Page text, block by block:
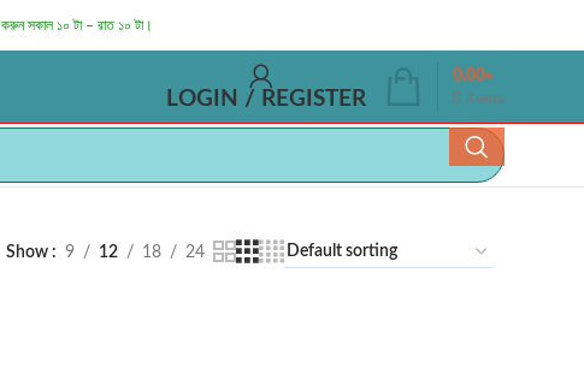
করুন সকাল ১০ টা – রাত ১০ টা।
LOGIN / REGISTER 0 items
0.00৳
Show 9 12 18 24